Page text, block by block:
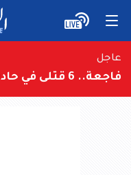
عاجل
فاجعة.. 6 قتلى في حادث مرور بتيارت